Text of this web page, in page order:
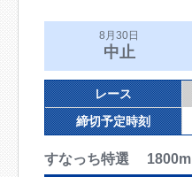
8月30日
中止
レース
締切予定時刻
すなっち特選 1800m